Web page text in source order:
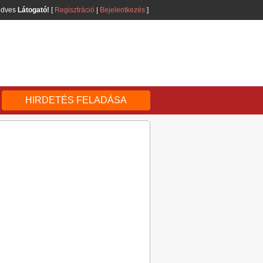
Látogató! [ Regisztráció Bejelentkezés ]
HIRDETÉS FELADÁSA